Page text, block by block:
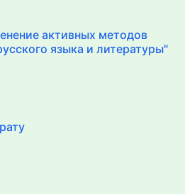
активных методов
языка и литературы"